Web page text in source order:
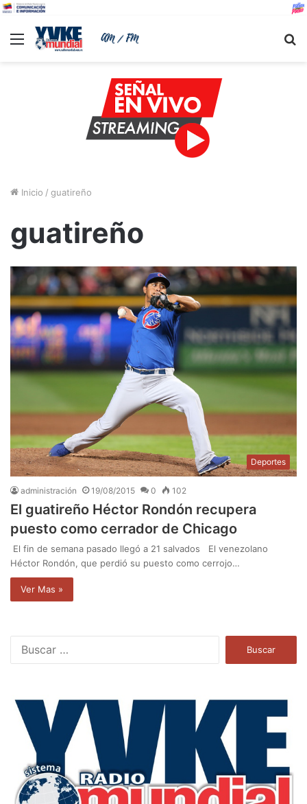
Menu
Inicio / guatireño
guatireño
Deportes
administración 19/08/2015 0 102
El guatireño Héctor Rondón recupera
puesto como cerrador de Chicago
El fin de semana pasado llegó a 21 salvados El venezolano
Héctor Rondón, que perdió su puesto como cerrojo…
Ver Mas »
a